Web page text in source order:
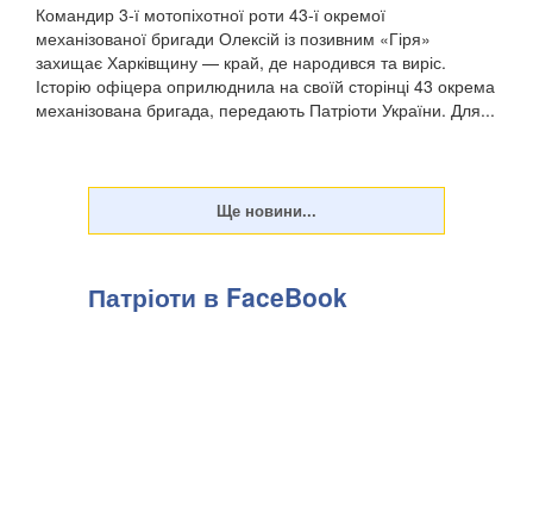
Командир 3-ї мотопіхотної роти 43-ї окремої
механізованої бригади Олексій із позивним «Гіря»
захищає Харківщину — край, де народився та виріс.
Історію офіцера оприлюднила на своїй сторінці 43 окрема
механізована бригада, передають Патріоти України. Для...
Патріоти в FaceBook